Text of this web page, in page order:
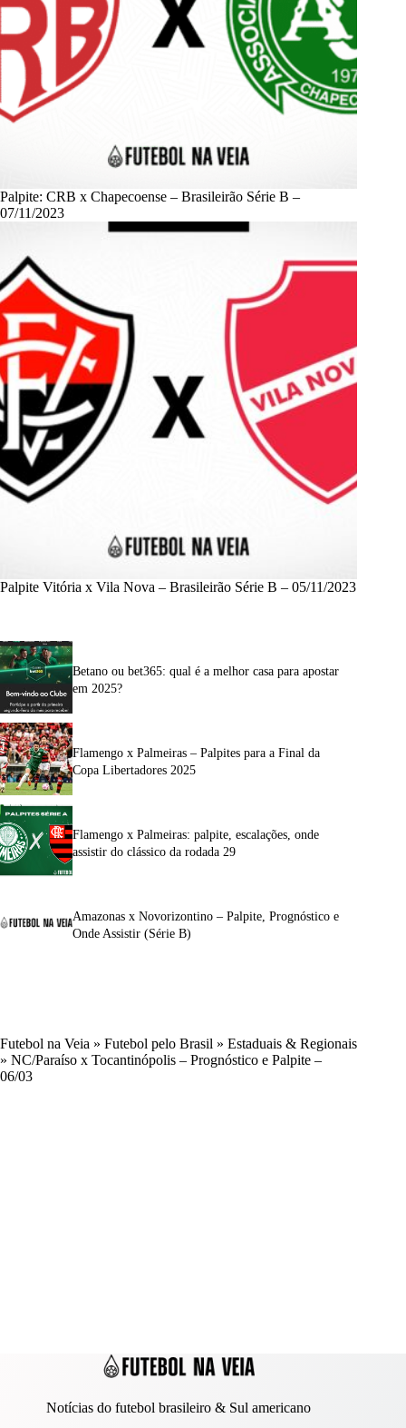
Palpite: CRB x Chapecoense – Brasileirão Série B –
07/11/2023
Palpite Vitória x Vila Nova – Brasileirão Série B – 05/11/2023
Betano ou bet365: qual é a melhor casa para apostar
em 2025?
Flamengo x Palmeiras – Palpites para a Final da
Copa Libertadores 2025
Flamengo x Palmeiras: palpite, escalações, onde
assistir do clássico da rodada 29
Amazonas x Novorizontino – Palpite, Prognóstico e
Onde Assistir (Série B)
Futebol na Veia » Futebol pelo Brasil » Estaduais & Regionais
» NC/Paraíso x Tocantinópolis – Prognóstico e Palpite –
06/03
Notícias do futebol brasileiro & Sul americano